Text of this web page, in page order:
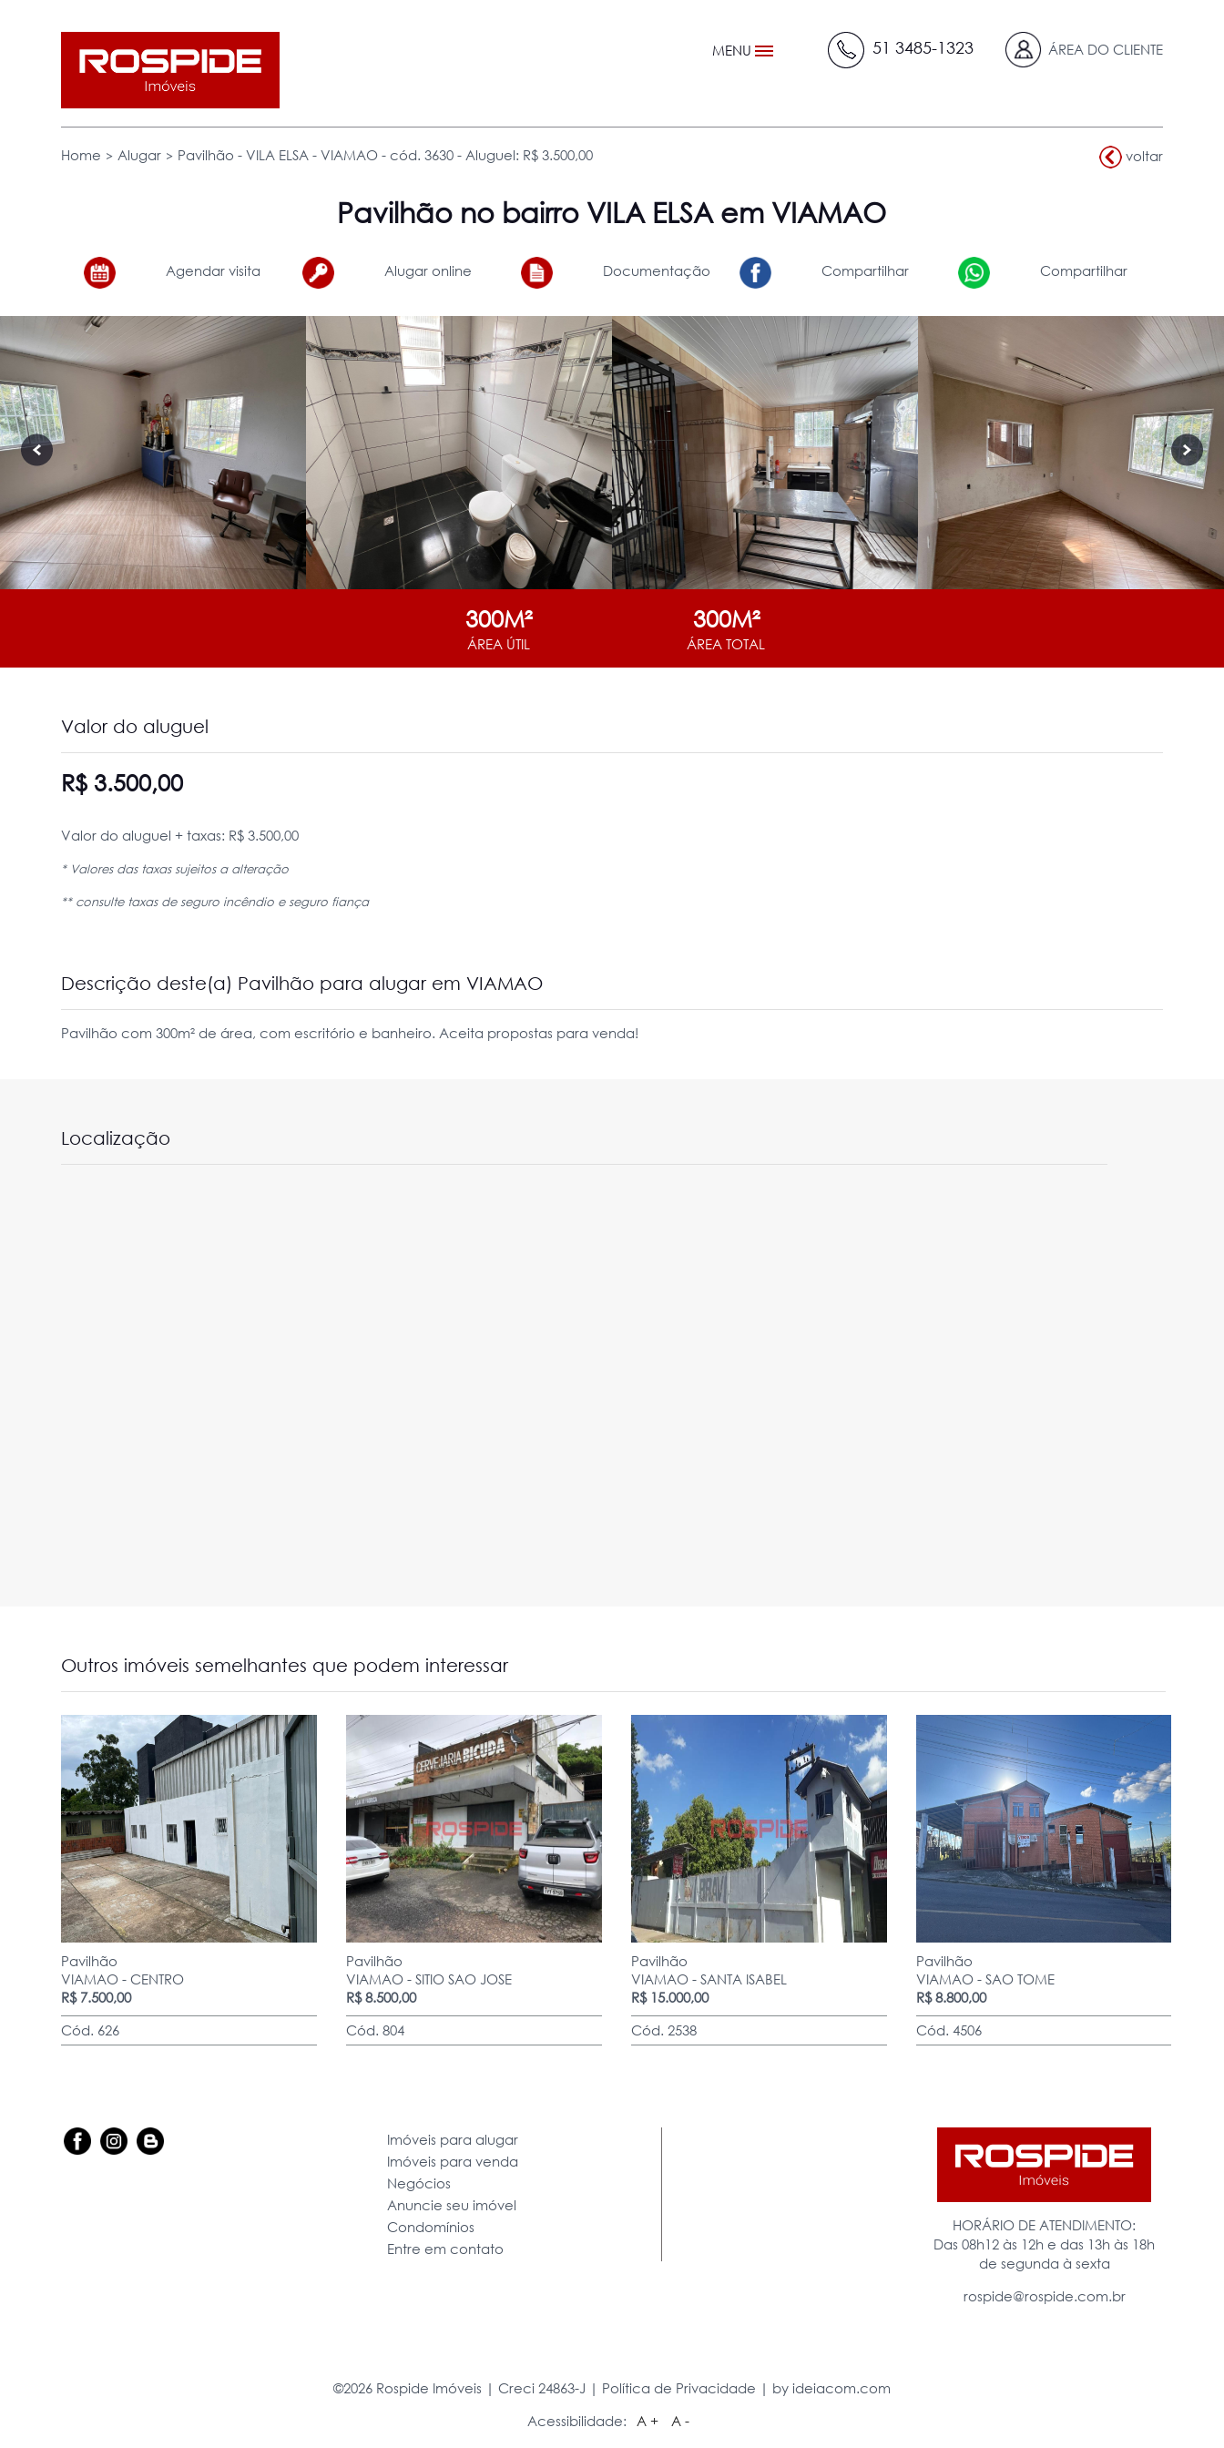
ÁREA DO CLIENTE
51 3485-1323
MENU
Home > Alugar > Pavilhão - VILA ELSA - VIAMAO - cód. 3630 - Aluguel: R$ 3.500,00 voltar
Pavilhão no bairro VILA ELSA em VIAMAO
Agendar visita Alugar online Documentação Compartilhar Compartilhar
300M²
ÁREA ÚTIL
300M²
ÁREA TOTAL
Valor do aluguel
R$ 3.500,00
Valor do aluguel + taxas: R$ 3.500,00
* Valores das taxas sujeitos a alteração
** consulte taxas de seguro incêndio e seguro fiança
Descrição deste(a) Pavilhão para alugar em VIAMAO
Pavilhão com 300m² de área, com escritório e banheiro. Aceita propostas para venda!
Localização
Outros imóveis semelhantes que podem interessar
Pavilhão
VIAMAO - CENTRO
R$ 7.500,00
Cód. 626
Pavilhão
VIAMAO - SITIO SAO JOSE
R$ 8.500,00
Cód. 804
Pavilhão
VIAMAO - SANTA ISABEL
R$ 15.000,00
Cód. 2538
Pavilhão
VIAMAO - SAO TOME
R$ 8.800,00
Cód. 4506
Imóveis para alugar
Imóveis para venda
Negócios
Anuncie seu imóvel
Condomínios
Entre em contato
HORÁRIO DE ATENDIMENTO:
Das 08h12 às 12h e das 13h às 18h
de segunda à sexta
rospide@rospide.com.br
©2026 Rospide Imóveis | Creci 24863-J | Política de Privacidade | by ideiacom.com
Acessibilidade:
A + A -